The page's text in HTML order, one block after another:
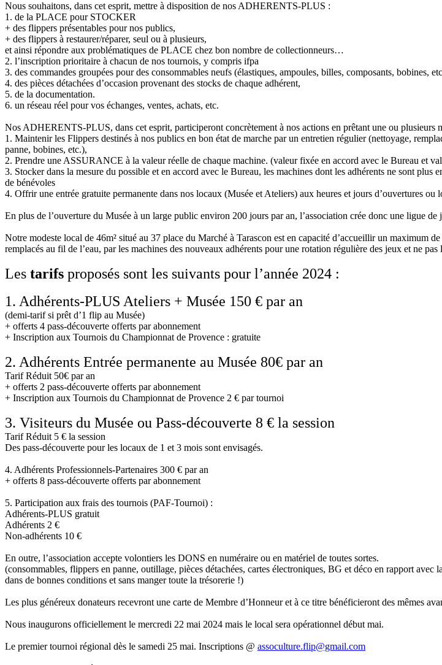
Nous souhaitons, dans cet esprit, mettre à disposition de nos ADHERENTS-PLUS :
1. de la PLACE pour STOCKER
+ des flippers présentables pour nos publics,
+ des flippers à restaurer/réparer, seul ou à plusieurs,
et ainsi répondre aux problématiques de PLACE chez bon nombre de collectionneurs…
2. l’inscription prioritaire à chacun de nos tournois, y compris ifpa
3. des commandes groupées pour des consommables neufs (élastiques, ampoules, billes, composants, bobines,
4. des pièces détachées d’occasion provenant des stocks de chaque adhérent,
5. de la documentation.
6. un réseau réel pour vos échanges, ventes, achats, etc.
Nos ADHERENTS-PLUS, dans cet esprit, participeront concrètement à nos actions en prêtant une ou plusieurs
1. Maintenir les Flippers destinés à nos publics en bon état de marche par un entretien régulier (nettoyage,
panne, bobines, etc.),
2. Prendre une ASSURANCE à la valeur réelle de chaque machine. (valeur fixée en accord avec le Bureau et
3. Stocker dans la mesure du possible et en accord avec le Bureau, les machines dont les adhérents ne sont
de bénévoles
4. Offrir une entrée gratuite permanente dans nos locaux (Musée et Ateliers) aux heures et jours d’ouvertures
En plus de l’ouverture du Musée à un large public environ 200 jours par an, l’association crée donc une ligue
Notre modeste local de 46m² situé au 37 place du Marché à Tarascon est en capacité d’accueillir un maximum
remplacés au fil de l’eau, par les machines des nouveaux adhérents pour une rotation régulière des jeux et ne pas
Les tarifs proposés sont les suivants pour l’année 2024 :
1. Adhérents-PLUS Ateliers + Musée 150 € par an
(demi-tarif si prêt d’1 flip au Musée)
+ offerts 4 pass-découverte offerts par abonnement
+ Inscription aux Tournois du Championnat de Provence : gratuite
2. Adhérents Entrée permanente au Musée 80€ par an
Tarif Réduit 50€ par an
+ offerts 2 pass-découverte offerts par abonnement
+ Inscription aux Tournois du Championnat de Provence 2 € par tournoi
3. Visiteurs du Musée ou Pass-découverte 8 € la session
Tarif Réduit 5 € la session
Des pass-découverte pour les locaux de 1 et 3 mois sont envisagés.
4. Adhérents Professionnels-Partenaires 300 € par an
+ offerts 8 pass-découverte offerts par abonnement
5. Participation aux frais des tournois (PAF-Tournoi) :
Adhérents-PLUS gratuit
Adhérents 2 €
Non-adhérents 10 €
En outre, l’association accepte volontiers les DONS en numéraire ou en matériel de toutes sortes.
(consommables, flippers en panne, outillage, pièces détachées, cartes électroniques, BG et déco en rapport
dans de bonnes conditions et sans manger toute la trésorerie !)
Les plus généreux donateurs recevront une carte de Membre d’Honneur et à ce titre bénéficieront des mêmes
Nous inaugurons officiellement le mercredi 22 mai 2024 mais le local sera opérationnel début mai.
Le premier tournoi régional dès le samedi 25 mai. Inscriptions @ assoculture.flip@gmail.com